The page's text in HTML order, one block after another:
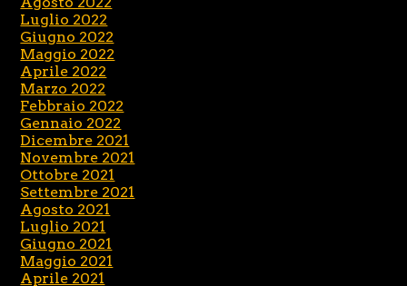
Luglio 2022
Giugno 2022
Maggio 2022
Aprile 2022
Marzo 2022
Febbraio 2022
Gennaio 2022
Dicembre 2021
Novembre 2021
Ottobre 2021
Settembre 2021
Agosto 2021
Luglio 2021
Giugno 2021
Maggio 2021
Aprile 2021